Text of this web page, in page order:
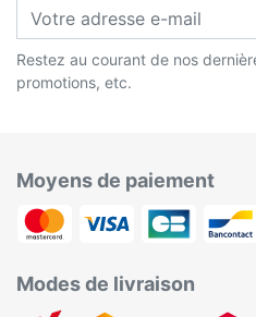
Restez au courant de nos
promotions, etc.
Moyens de paiement
Modes de livraison